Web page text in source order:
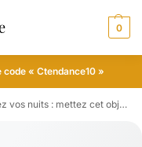
0
« Ctendance10 »
cet objet sous votre matelas et dites adieu aux punaises de lit !